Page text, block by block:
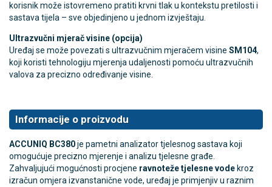
korisnik može istovremeno pratiti krvni tlak u kontekstu pretilosti i
sastava tijela – sve objedinjeno u jednom izvještaju.
Ultrazvučni mjerač visine (opcija)
Uređaj se može povezati s ultrazvučnim mjeračem visine SM104,
koji koristi tehnologiju mjerenja udaljenosti pomoću ultrazvučnih
valova za precizno određivanje visine.
Informacije o proizvodu
ACCUNIQ BC380je pametni analizator tjelesnog sastava koji
omogućuje precizno mjerenje i analizu tjelesne građe.
Zahvaljujući mogućnosti procjene ravnoteže tjelesne vode kroz
izračun omjera izvanstanične vode, uređaj je primjenjiv u raznim